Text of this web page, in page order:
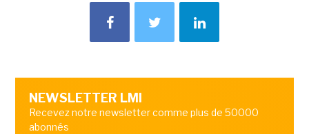
NEWSLETTER LMI
Recevez notre newsletter comme plus de 50000
abonnés